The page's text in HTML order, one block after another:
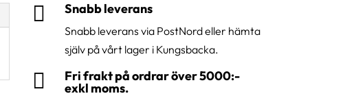
 Snabb leverans
Snabb leverans via PostNord eller hämta
själv på vårt lager i Kungsbacka.
 Fri frakt på ordrar över 5000:-
exkl moms.